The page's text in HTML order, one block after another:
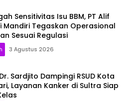
Sensitivitas Isu BBM, PT Alif
Mandiri Tegaskan Operasional
Sesuai Regulasi
3 Agustus 2026
Dr. Sardjito Dampingi RSUD Kota
Layanan Kanker di Sultra Siap